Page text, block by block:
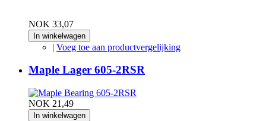
NOK 33,07
In winkelwagen
| Voeg toe aan productvergelijking
Maple Lager 605-2RSR
NOK 21,49
In winkelwagen